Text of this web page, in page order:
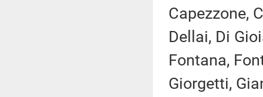
Capezzone,
Dellai, Di
Fontana,
Giorgetti,